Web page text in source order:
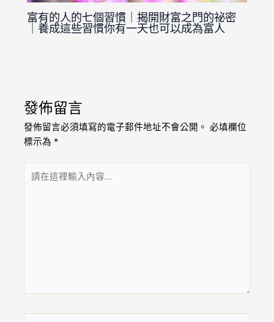
富有的人的七個習慣｜揭開財富之門的祕密
｜養成這些習慣你有一天也可以成為富人
發佈留言
發佈留言必須填寫的電子郵件地址不會公開。 必填欄位
標示為 *
在